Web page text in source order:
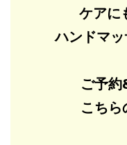
ケアに
ハンドマ
ご予
こち